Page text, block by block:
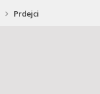
Prdejci